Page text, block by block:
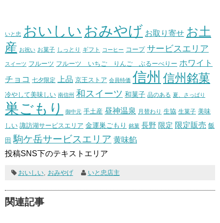
いと忠 おいしい おみやげ お取り寄せ お土
産 お祝い お菓子 しっとり ギフト コーヒー コープ サービスエリア
スイーツ フルーツ フルーツ いちご りんご ぶるーべりー ホワイト
チョコ 七夕限定 上品 京王ストア 会員特価 信州 信州銘菓
冷やして美味しい 南信州 和スイーツ 和菓子 品のある 夏、さっぱり
巣ごもり 御中元 手土産 昼神温泉 月替わり 生協 生菓子 美味
しい 諏訪湖サービスエリア 金運巣ごもり 銘菓 長野 限定 限定販売 飯
田 駒ケ岳サービスエリア 黄味餡
投稿SNS下のテキストエリア
おいしい, おみやげ いと忠店主
関連記事